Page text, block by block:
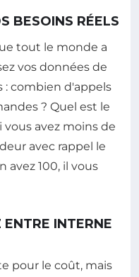
BESOINS RÉELS
tout le monde a
vos données de
: combien d'appels
? Quel est le
avez moins de
avec rappel le
avez 100, il vous
INTERNE
pour le coût, mais